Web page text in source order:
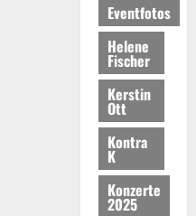
Eventfotos
Helene
Fischer
Kerstin
Ott
Kontra
K
Konzerte
2025